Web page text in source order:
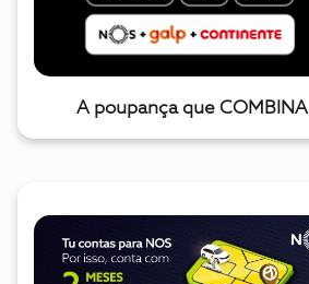
A poupança que COMBINA